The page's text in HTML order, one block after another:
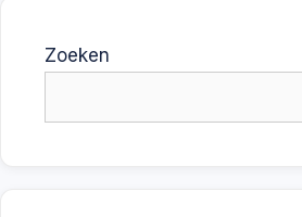
Zoeken